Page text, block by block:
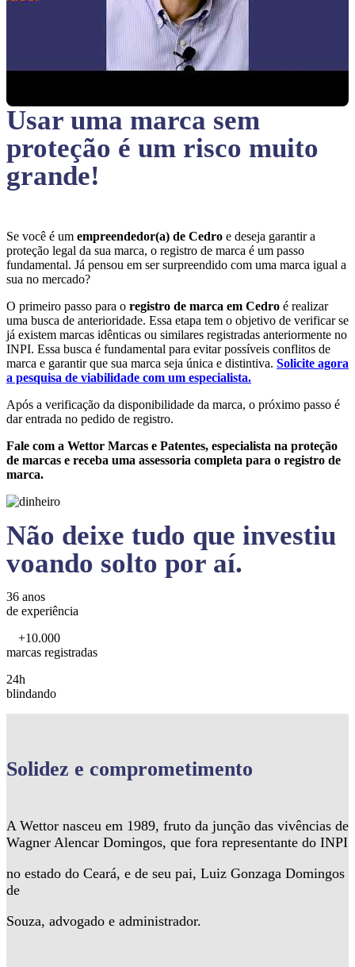
Usar uma marca sem
proteção é um risco muito
grande!
Se você é um empreendedor(a) de Cedro e deseja garantir a
proteção legal da sua marca, o registro de marca é um passo
fundamental. Já pensou em ser surpreendido com uma marca igual a
sua no mercado?
O primeiro passo para o registro de marca em Cedro é realizar
uma busca de anterioridade. Essa etapa tem o objetivo de verificar se
já existem marcas idênticas ou similares registradas anteriormente no
INPI. Essa busca é fundamental para evitar possíveis conflitos de
marca e garantir que sua marca seja única e distintiva. Solicite agora
a pesquisa de viabilidade com um especialista.
Após a verificação da disponibilidade da marca, o próximo passo é
dar entrada no pedido de registro.
Fale com a Wettor Marcas e Patentes, especialista na proteção
de marcas e receba uma assessoria completa para o registro de
marca.
Não deixe tudo que investiu
voando solto por aí.
36 anos
de experiência
+10.000
marcas registradas
24h
blindando
Solidez e comprometimento
A Wettor nasceu em 1989, fruto da junção das vivências de
Wagner Alencar Domingos, que fora representante do INPI
no estado do Ceará, e de seu pai, Luiz Gonzaga Domingos
de
Souza, advogado e administrador.